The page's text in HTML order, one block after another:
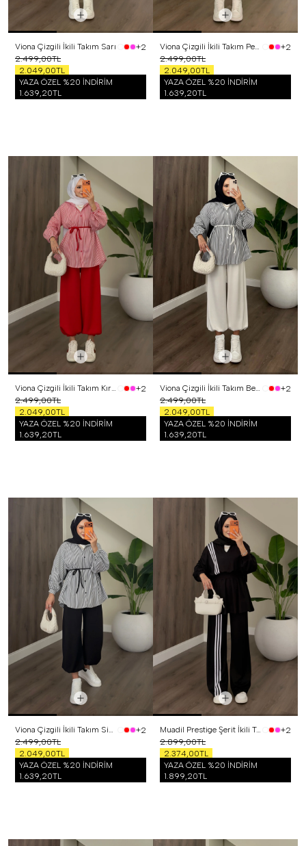
Viona Çizgili İkili Takım Sarı
+2
2.499,00TL
2.049,00TL
YAZA ÖZEL %20 İNDİRİM
1.639,20TL
Viona Çizgili İkili Takım Pembe
+2
2.499,00TL
2.049,00TL
YAZA ÖZEL %20 İNDİRİM
1.639,20TL
Viona Çizgili İkili Takım Kırmızı
+2
2.499,00TL
2.049,00TL
YAZA ÖZEL %20 İNDİRİM
1.639,20TL
Viona Çizgili İkili Takım Beyaz
+2
2.499,00TL
2.049,00TL
YAZA ÖZEL %20 İNDİRİM
1.639,20TL
Viona Çizgili İkili Takım Siyah
+2
2.499,00TL
2.049,00TL
YAZA ÖZEL %20 İNDİRİM
1.639,20TL
Muadil Prestige Şerit İkili Takım Siyah
+2
2.899,00TL
2.374,00TL
YAZA ÖZEL %20 İNDİRİM
1.899,20TL